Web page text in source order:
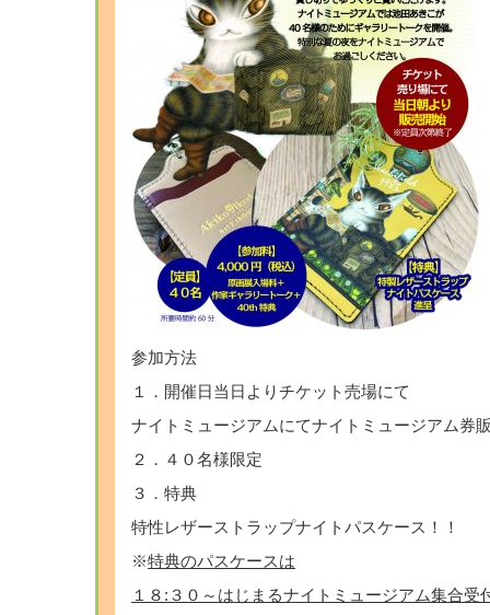
参加方法
１．開催日当日よりチケット売場にて
ナイトミュージアムにてナイトミュージアム券
２．４０名様限定
３．特典
特性レザーストラップナイトパスケース！！
※特典のパスケースは
１８:３０～はじまるナイトミュージアム集合受